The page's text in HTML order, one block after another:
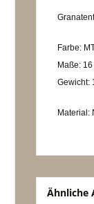
Farbe:
Maße:
Gewicht:
Material:
Ähnliche